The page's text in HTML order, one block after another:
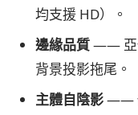
均支援 HD）。
邊緣品質—— 亞
背景投影拖尾。
主體自陰影——